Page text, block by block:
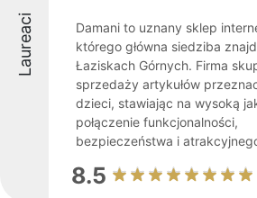
Laureaci
Damani to uznany sklep
którego główna siedziba
Łaziskach Górnych. Firma
sprzedaży artykułów
dzieci, stawiając na wysoką
połączenie funkcjonalności,
bezpieczeństwa i
8.5